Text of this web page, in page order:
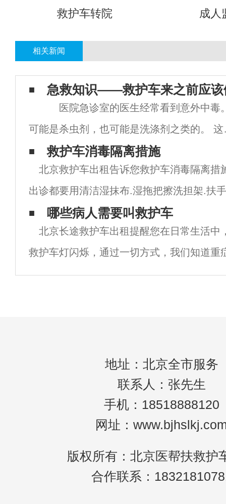
救护车转院 成人
相关新闻
急救知识——救护车来之前应该
医院急诊室的医生经常看到意外中毒
可能是杀虫剂，也可能是洗涤剂之类的。 这
意外中毒的常见原因。 在这种情况下，
尽快请求医疗支援。 保存造成中毒的容器，
容器中找到阻止中毒效果的信息。 留着
救护车消毒隔离措施
北京救护车出租告诉您救护车消毒隔离措
出诊都要用清洁湿抹布.湿拖把擦洗担架.扶
等。如血液。.体液.排泄物等污染应先清除
mg/L擦拭含氯消毒剂，关闭门窗30mi
哪些病人需要叫救护车
北京长途救护车出租提醒您在日常生活中
救护车灯闪烁，通过一切方式，我们知道重
去医院检查。但事实上，很多人，尤其是老
地址：北京全市服务
联系人：张先生
手机：18518888120
网址：
版权所有：北京医帮扶救护
合作联系：